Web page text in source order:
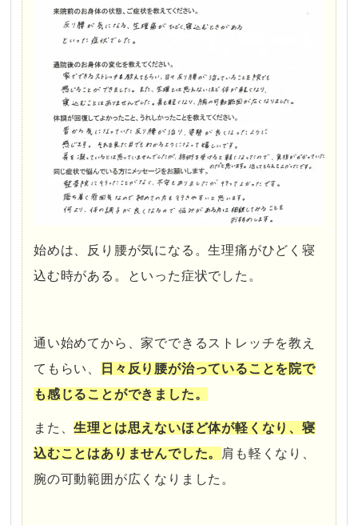
始めは、反り腰が気になる。生理痛がひどく寝
込む時がある。といった症状でした。
通い始めてから、家でできるストレッチを教え
てもらい、
日々反り腰が治っていることを院で
も感じることができました。
また、生理とは思えないほど体が軽くなり、寝
込むことはありませんでした。
肩も軽くなり、
腕の可動範囲が広くなりました。